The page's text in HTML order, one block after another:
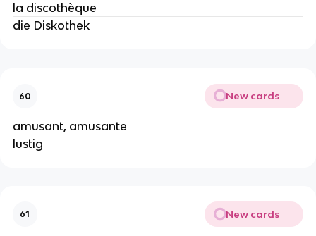
la discothèque
die Diskothek
60 New cards
amusant, amusante
lustig
61 New cards